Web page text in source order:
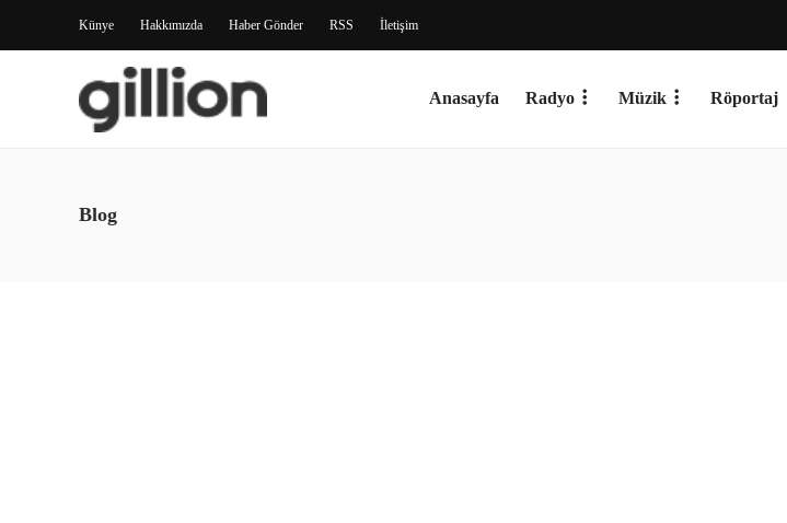
Künye Hakkımızda Haber Gönder RSS İletişim
Anasayfa Radyo Müzik Röportaj
Blog